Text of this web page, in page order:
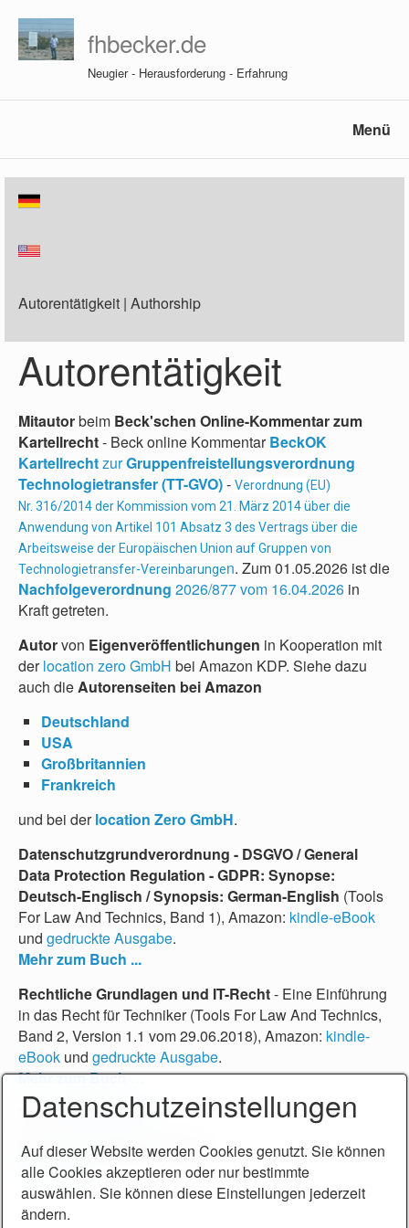
fhbecker.de
Neugier - Herausforderung - Erfahrung
Menü
Autorentätigkeit | Authorship
Autorentätigkeit
Mitautorbeim Beck'schen Online-Kommentar zum
Kartellrecht- Beck online KommentarBeckOK
KartellrechtzurGruppenfreistellungsverordnung
Technologietransfer (TT-GVO)- Verordnung (EU)
Nr. 316/2014 der Kommission vom 21. März 2014 über die
Anwendung von Artikel 101 Absatz 3 des Vertrags über die
Arbeitsweise der Europäischen Union auf Gruppen von
Technologietransfer-Vereinbarungen. Zum 01.05.2026 ist die
Nachfolgeverordnung 2026/877 vom 16.04.2026 in
Kraft getreten.
Autorvon Eigenveröffentlichungen in Kooperation mit
derlocation zero GmbH bei Amazon KDP. Siehe dazu
auch dieAutorenseiten bei Amazon
Deutschland
USA
Großbritannien
Frankreich
und bei derlocation Zero GmbH.
Datenschutzgrundverordnung - DSGVO / General
Data Protection Regulation - GDPR: Synopse:
Deutsch-Englisch / Synopsis: German-English (Tools
For Law And Technics, Band 1), Amazon: kindle-eBook
und gedruckte Ausgabe.
Mehr zum Buch ...
Rechtliche Grundlagen und IT-Recht- Eine Einführung
in das Recht für Techniker (Tools For Law And Technics,
Band 2, Version 1.1 vom 29.06.2018), Amazon: kindle-
eBook und gedruckte Ausgabe.
Mehr zum Buch …
MeinRechtsglossar.
Weitere Veröffentlichungen.
Mehr dazu...
Rechtsanwalt Friedrich Helmut Becker, Steißlingen bei Singen (bis 2017: Konstanz).
Datenschutzeinstellungen
Auf dieser Website werden Cookies genutzt. Sie können
alle Cookies akzeptieren oder nur bestimmte
auswählen. Sie können diese Einstellungen jederzeit
ändern.